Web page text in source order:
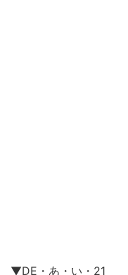
▼DE・あ・い・21